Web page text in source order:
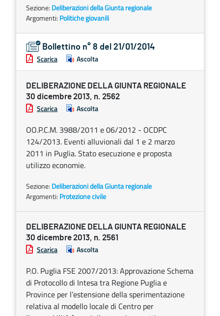
Sezione: Deliberazioni della Giunta regionale
Argomenti: Politiche giovanili
Bollettino n° 8 del 21/01/2014
Scarica Ascolta
DELIBERAZIONE DELLA GIUNTA REGIONALE
30 dicembre 2013, n. 2562
Scarica Ascolta
OO.P.C.M. 3988/2011 e 06/2012 - OCDPC
124/2013. Eventi alluvionali dal 1 e 2 marzo
2011 in Puglia. Stato esecuzione e proposta
utilizzo economie.
Sezione: Deliberazioni della Giunta regionale
Argomenti: Protezione civile
DELIBERAZIONE DELLA GIUNTA REGIONALE
30 dicembre 2013, n. 2561
Scarica Ascolta
P.O. Puglia FSE 2007/2013: Approvazione Schema
di Protocollo di Intesa tra Regione Puglia e
Province per l’estensione della sperimentazione
relativa al modello locale di Centro per